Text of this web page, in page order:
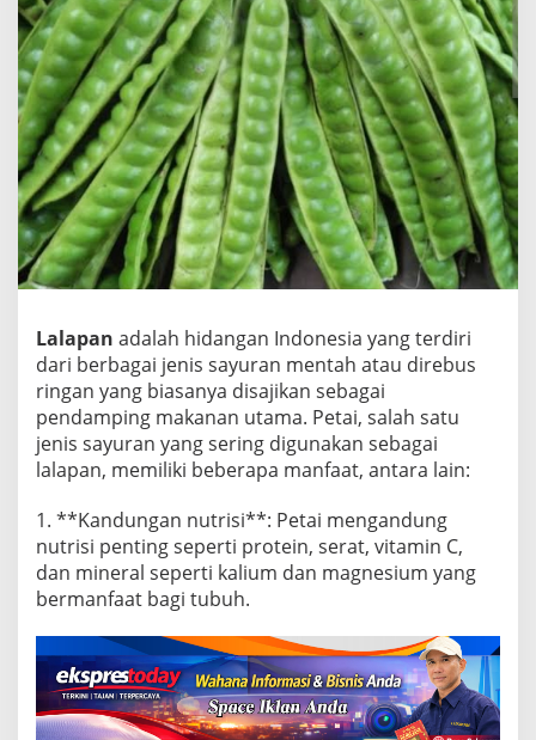
g
n
L
a
l
a
p
a
n
P
e
t
Lalapan adalah hidangan Indonesia yang terdiri
dari berbagai jenis sayuran mentah atau direbus
ringan yang biasanya disajikan sebagai
pendamping makanan utama. Petai, salah satu
jenis sayuran yang sering digunakan sebagai
lalapan, memiliki beberapa manfaat, antara lain:
1. **Kandungan nutrisi**: Petai mengandung
nutrisi penting seperti protein, serat, vitamin C,
dan mineral seperti kalium dan magnesium yang
bermanfaat bagi tubuh.